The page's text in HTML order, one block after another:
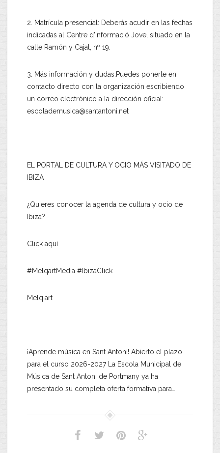
2. Matrícula presencial: Deberás acudir en las fechas
indicadas al Centre d’Informació Jove, situado en la
calle Ramón y Cajal, nº 19.
3. Más información y dudas:Puedes ponerte en
contacto directo con la organización escribiendo
un correo electrónico a la dirección oficial:
escolademusica@santantoni.net
EL PORTAL DE CULTURA Y OCIO MÁS VISITADO DE
IBIZA
¿Quieres conocer la agenda de cultura y ocio de
Ibiza?
Click aquí
#MelqartMedia #IbizaClick
Melq.art
¡Aprende música en Sant Antoni! Abierto el plazo
para el curso 2026-2027 La Escola Municipal de
Música de Sant Antoni de Portmany ya ha
presentado su completa oferta formativa para…